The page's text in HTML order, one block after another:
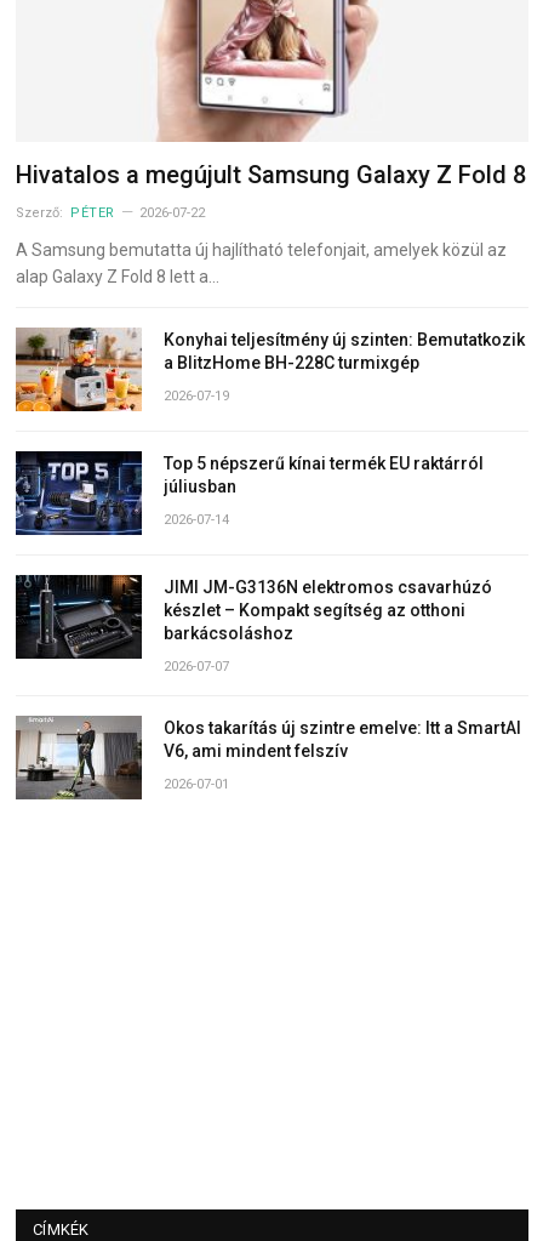
Hivatalos a megújult Samsung Galaxy Z Fold 8
Szerző: PÉTER 2026-07-22
A Samsung bemutatta új hajlítható telefonjait, amelyek közül az
alap Galaxy Z Fold 8 lett a…
Konyhai teljesítmény új szinten: Bemutatkozik
a BlitzHome BH-228C turmixgép
2026-07-19
Top 5 népszerű kínai termék EU raktárról
júliusban
2026-07-14
JIMI JM-G3136N elektromos csavarhúzó
készlet – Kompakt segítség az otthoni
barkácsoláshoz
2026-07-07
Okos takarítás új szintre emelve: Itt a SmartAI
V6, ami mindent felszív
2026-07-01
CÍMKÉK